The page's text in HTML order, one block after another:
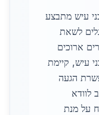
עיש מתבצע
לשאת
ארוכים
עיש, קיימת
הגעה
לוודא
על מנת